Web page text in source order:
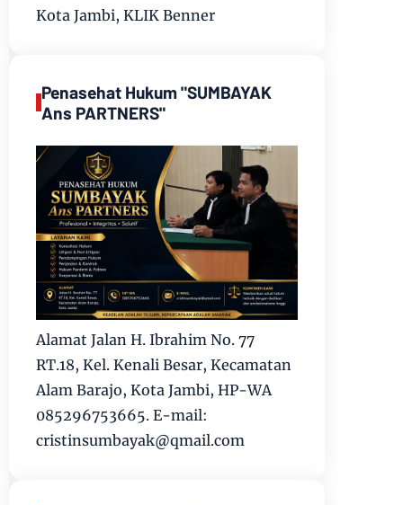
Kota Jambi, KLIK Benner
Penasehat Hukum "SUMBAYAK
Ans PARTNERS"
Alamat Jalan H. Ibrahim No. 77
RT.18, Kel. Kenali Besar, Kecamatan
Alam Barajo, Kota Jambi, HP-WA
085296753665. E-mail:
cristinsumbayak@qmail.com